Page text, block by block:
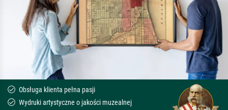
Obsługa klienta pełna pasji
Wydruki artystyczne o jakości muzealnej